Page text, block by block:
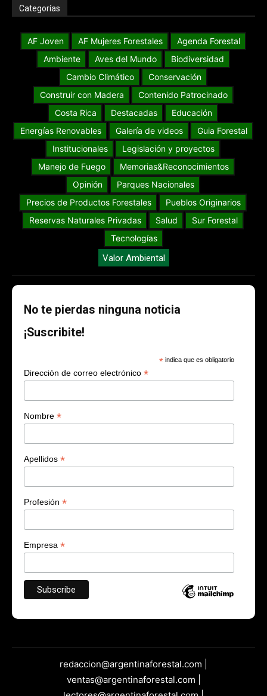
Categorías
AF Joven AF Mujeres Forestales
Agenda Forestal
Ambiente
Aves del Mundo
Biodiversidad
Cambio Climático
Conservación
Construir con Madera
Contenido Patrocinado
Costa Rica
Destacadas
Educación
Energías Renovables
Galería de videos
Guia Forestal
Institucionales
Legislación y proyectos
Manejo de Fuego
Memorias&Reconocimientos
Opinión
Parques Nacionales
Precios de Productos Forestales
Pueblos Originarios
Reservas Naturales Privadas
Salud
Sur Forestal
Tecnologías
Valor Ambiental
No te pierdas ninguna noticia
¡Suscribite!
* indica que es obligatorio
Dirección de correo electrónico *
Nombre *
Apellidos *
Profesión *
Empresa *
redaccion@argentinaforestal.com |
ventas@argentinaforestal.com |